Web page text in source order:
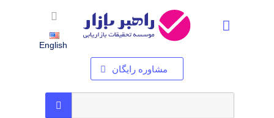
English
مشاوره رایگان